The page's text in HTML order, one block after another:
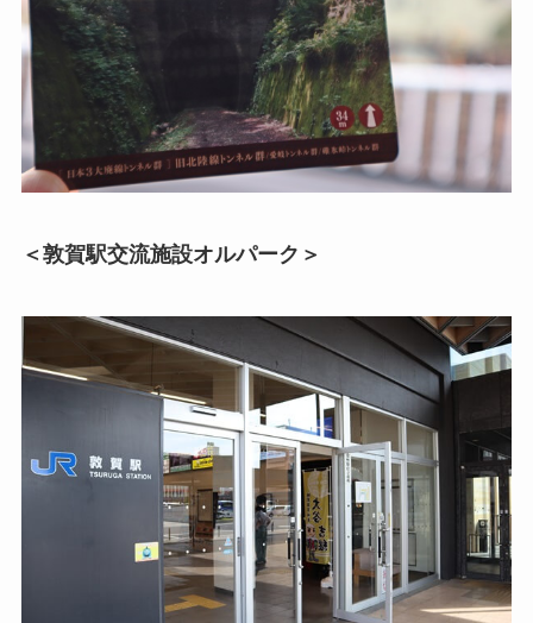
＜敦賀駅交流施設オルパーク＞